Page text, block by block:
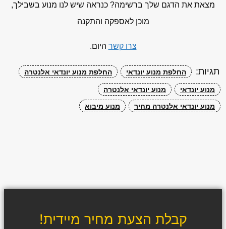
מצאת את הדגם שלך ברשימה? כנראה שיש לנו מנוע בשבילך,
מוכן לאספקה והתקנה
צרו קשר היום.
תגיות: החלפת מנוע יונדאי החלפת מנוע יונדאי אלנטרה
מנוע יונדאי מנוע יונדאי אלנטרה
מנוע יונדאי אלנטרה מחיר מנוע מיבוא
קבלת הצעת מחיר מיידית!